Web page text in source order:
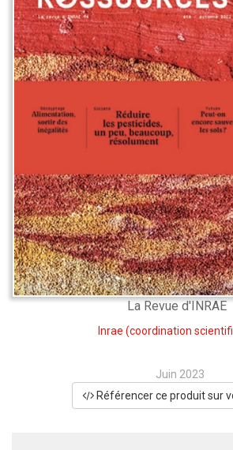
La Revue d'INRAE
Inrae (coordination
Juin 2023
Référencer ce produit sur